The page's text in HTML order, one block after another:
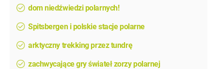
dom niedźwiedzi polarnych!
Spitsbergen i polskie stacje polarne
arktyczny trekking przez tundrę
zachwycające gry świateł zorzy polarnej